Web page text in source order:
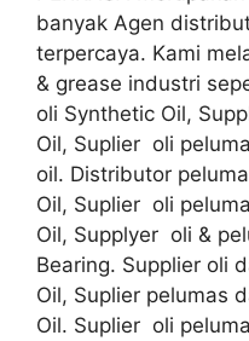
banyak Agen
terpercaya. Kami
& grease industri
oli Synthetic Oil,
Oil, Suplier oli
oil. Distributor
Oil, Suplier oli
Oil, Supplyer oli &
Bearing. Supplier oli
Oil, Suplier pelumas
Oil. Suplier oli